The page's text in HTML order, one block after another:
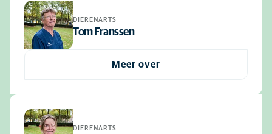
DIERENARTS
Tom Franssen
Meer over
DIERENARTS